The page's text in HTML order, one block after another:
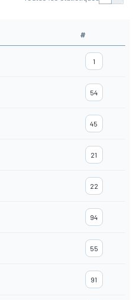
#
1
54
45
21
22
94
55
91